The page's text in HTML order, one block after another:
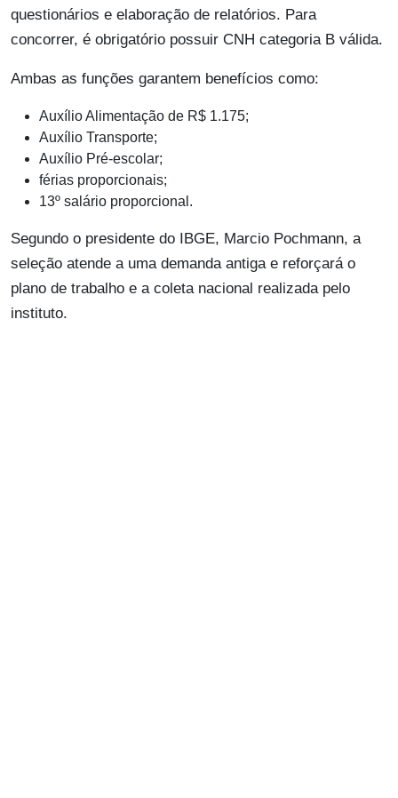
questionários e elaboração de relatórios. Para
concorrer, é obrigatório possuir CNH categoria B válida.
Ambas as funções garantem benefícios como:
Auxílio Alimentação de R$ 1.175;
Auxílio Transporte;
Auxílio Pré-escolar;
férias proporcionais;
13º salário proporcional.
Segundo o presidente do IBGE, Marcio Pochmann, a
seleção atende a uma demanda antiga e reforçará o
plano de trabalho e a coleta nacional realizada pelo
instituto.